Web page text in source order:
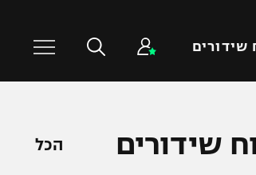
שידורים
שידורים הכל